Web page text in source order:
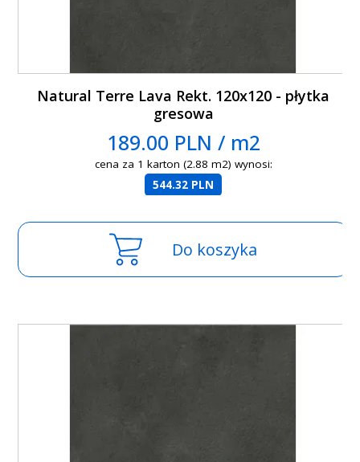
Natural Terre Lava Rekt. 120x120 - płytka
gresowa
189.00 PLN / m2
cena za 1 karton (2.88 m2) wynosi:
544.32 PLN
Do koszyka